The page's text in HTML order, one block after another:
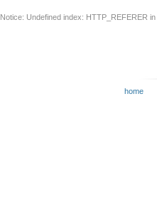
Notice: Undefined index: HTTP_REFERER in
home